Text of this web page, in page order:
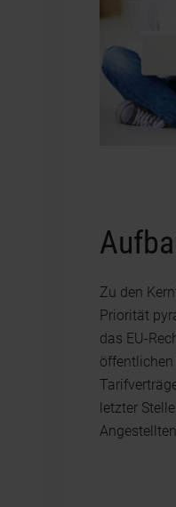
Zu den
Priorität
das EU-
letzter